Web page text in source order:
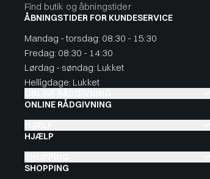
Find butik og åbningstider
ÅBNINGSTIDER FOR KUNDESERVICE
Mandag - torsdag: 08:30 - 15:30
Fredag: 08:30 - 14:30
Lørdag - søndag: Lukket
Helligdage: Lukket
ONLINE RÅDGIVNING
HJÆLP
SHOPPING